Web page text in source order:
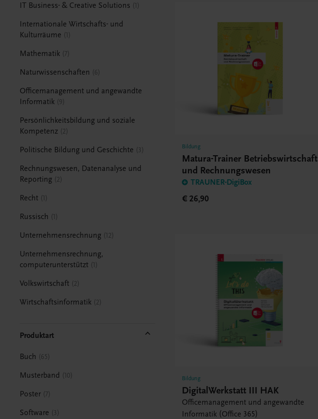
IT Business- & Creative Solutions 1
Internationale Wirtschafts- und
Kulturräume
1
Mathematik 7
Naturwissenschaften 6
Officemanagement und angewandte
Informatik 9
Persönlichkeitsbildung und soziale
Kompetenz 2
Politische Bildung und Geschichte 3
Rechnungswesen, Datenanalyse und
Reporting 2
Recht 1
Russisch 1
Unternehmensrechnung 12
Unternehmensrechnung,
computerunterstützt 1
Volkswirtschaft 2
Wirtschaftsinformatik 2
Produktart
Buch 65
Musterband 10
Poster 7
Software 3
Bildung
Matura-Trainer Betriebswirtschaft
und Rechnungswesen
TRAUNER-DigiBox
€ 26,90
Bildung
DigitalWerkstatt III HAK
Officemanagement und angewandte
Informatik (Office 365)